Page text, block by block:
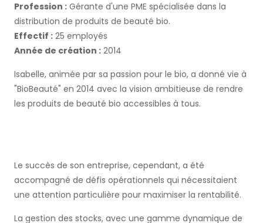
Profession : Gérante d'une PME spécialisée dans la
distribution de produits de beauté bio.
Effectif : 25 employés
Année de création : 2014
Isabelle, animée par sa passion pour le bio, a donné vie à
"BioBeauté" en 2014 avec la vision ambitieuse de rendre
les produits de beauté bio accessibles à tous.
Le succès de son entreprise, cependant, a été
accompagné de défis opérationnels qui nécessitaient
une attention particulière pour maximiser la rentabilité.
La gestion des stocks, avec une gamme dynamique de